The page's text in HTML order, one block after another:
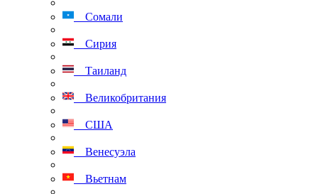
Сомали
Сирия
Таиланд
Великобритания
США
Венесуэла
Вьетнам